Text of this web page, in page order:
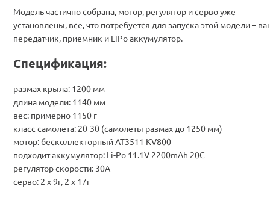
Модель частично собрана, мотор, регулятор и серво уже
установлены, все, что потребуется для запуска этой модели –
передатчик, приемник и LiPo аккумулятор.
Спецификация:
размах крыла: 1200 мм
длина модели: 1140 мм
вес: примерно 1150 г
класс самолета: 20-30 (самолеты размах до 1250 мм)
мотор: бесколлекторный AT3511 KV800
подходит аккумулятор: Li-Po 11.1V 2200mAh 20C
регулятор скорости: 30A
серво: 2 х 9г, 2 х 17г